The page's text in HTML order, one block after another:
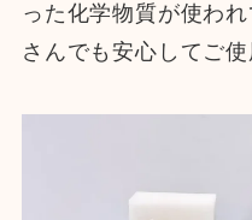
った化学物質が使わ
さんでも安心してご使